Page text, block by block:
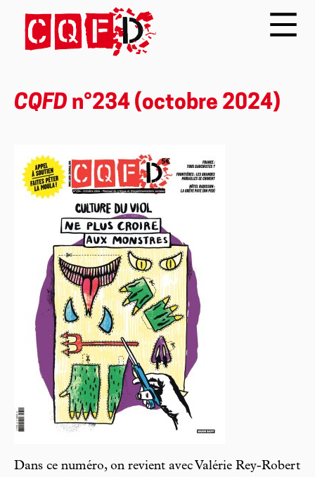
CQFD n°234 (octobre 2024)
Dans ce numéro, on revient avec Valérie Rey-Robert